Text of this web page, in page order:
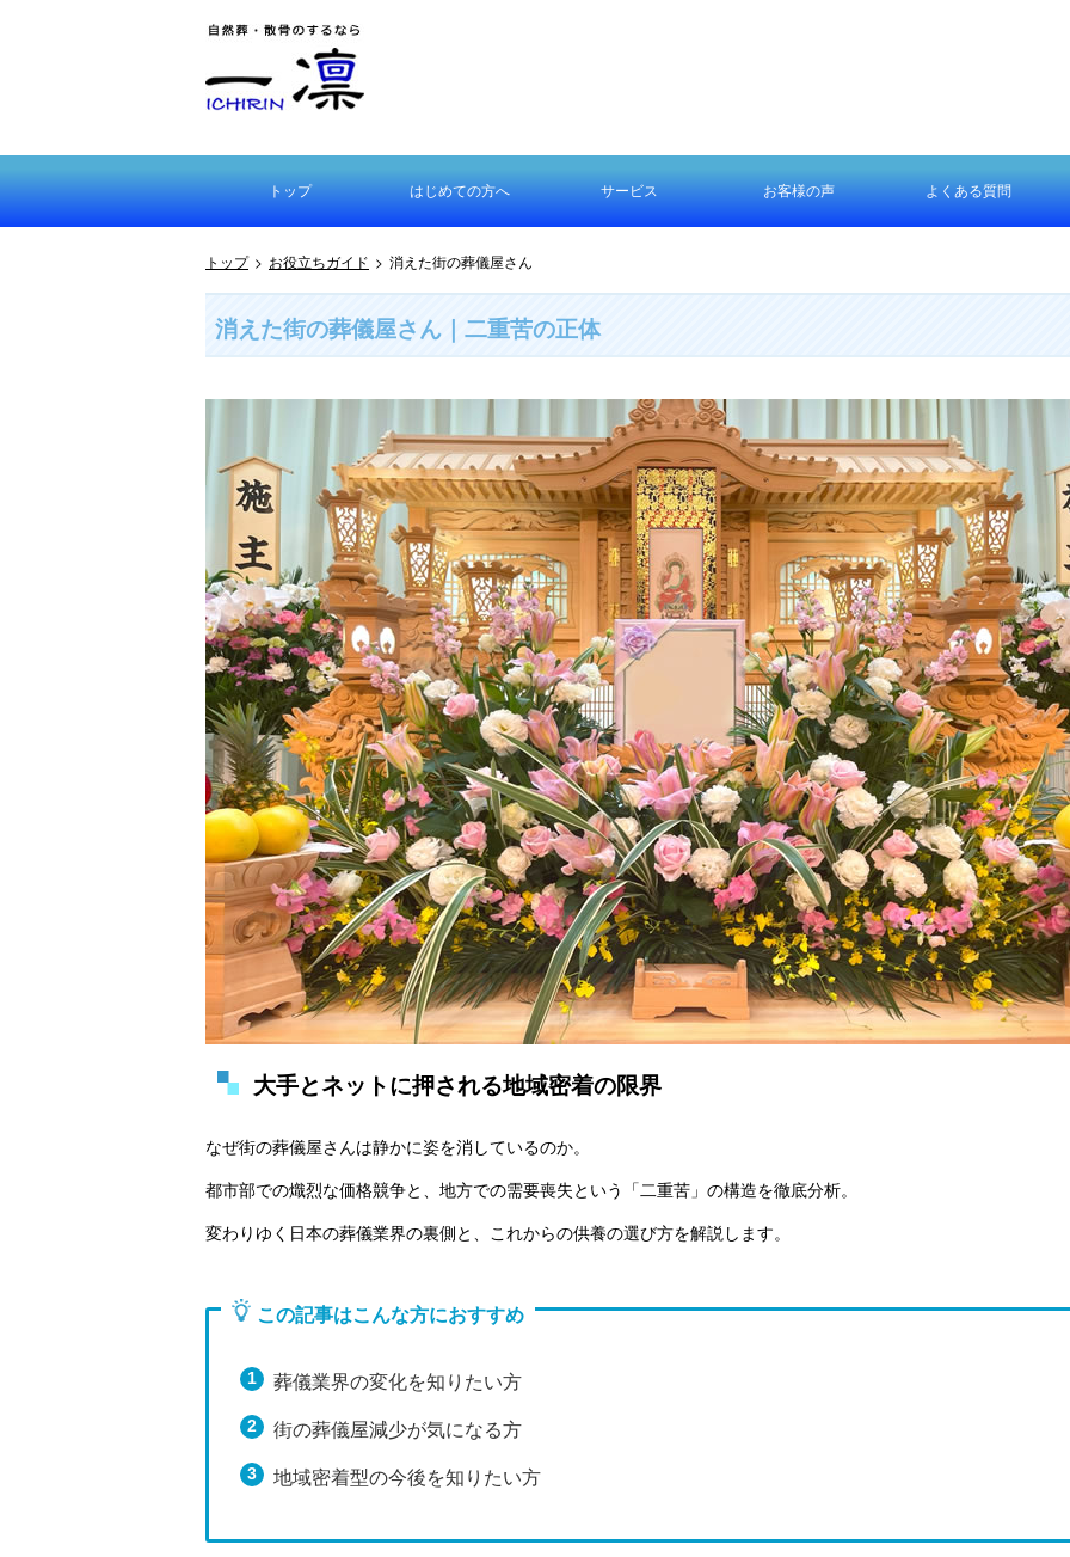
トップ はじめての方へ サービス お客様の声 よくある質問
トップ > お役立ちガイド > 消えた街の葬儀屋さん
消えた街の葬儀屋さん｜二重苦の正体
大手とネットに押される地域密着の限界
なぜ街の葬儀屋さんは静かに姿を消しているのか。
都市部での熾烈な価格競争と、地方での需要喪失という「二重苦」の構造を徹底分析。
変わりゆく日本の葬儀業界の裏側と、これからの供養の選び方を解説します。
この記事はこんな方におすすめ
葬儀業界の変化を知りたい方
街の葬儀屋減少が気になる方
地域密着型の今後を知りたい方